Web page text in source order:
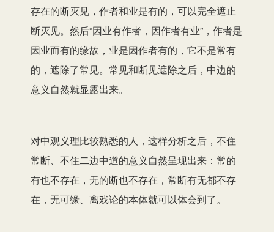
存在的断灭见，作者和业是有的，可以完全遮止
断灭见。然后“因业有作者，因作者有业”，作者是
因业而有的缘故，业是因作者有的，它不是常有
的，遮除了常见。常见和断见遮除之后，中边的
意义自然就显露出来。
对中观义理比较熟悉的人，这样分析之后，不住
常断、不住二边中道的意义自然呈现出来：常的
有也不存在，无的断也不存在，常断有无都不存
在，无可缘、离戏论的本体就可以体会到了。